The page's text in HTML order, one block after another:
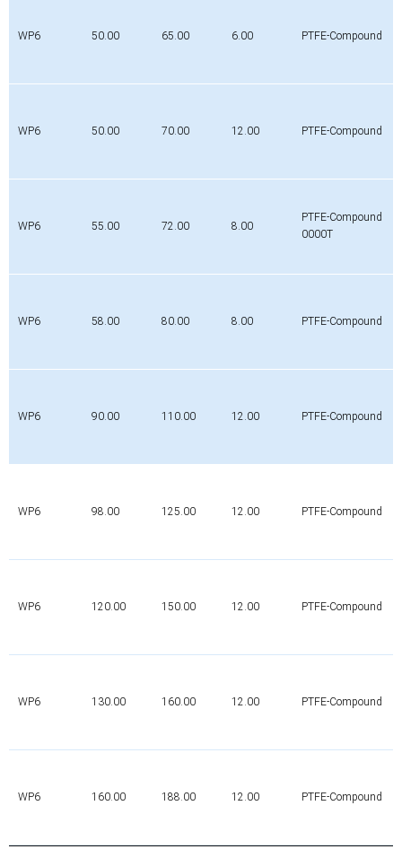
WP6 50.00 65.00 6.00 PTFE-Compound
WP6 50.00 70.00 12.00 PTFE-Compound
WP6 55.00 72.00 8.00
PTFE-Compound
0000T
WP6 58.00 80.00 8.00 PTFE-Compound
WP6 90.00 110.00 12.00 PTFE-Compound
WP6 98.00 125.00 12.00 PTFE-Compound
WP6 120.00 150.00 12.00 PTFE-Compound
WP6 130.00 160.00 12.00 PTFE-Compound
WP6 160.00 188.00 12.00 PTFE-Compound